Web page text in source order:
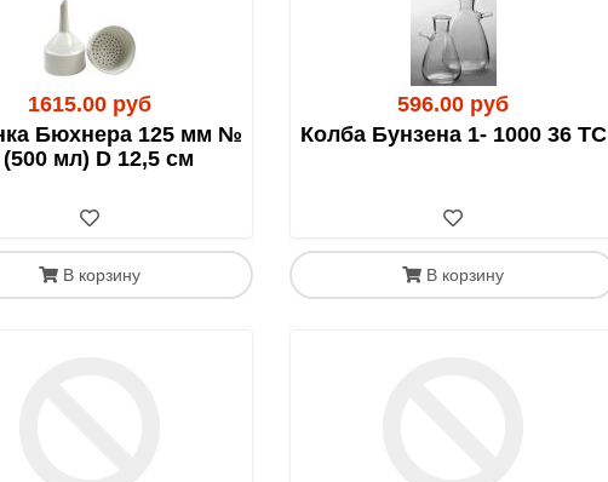
1615.00 руб
Бюхнера 125 мм №
(500 мл) D 12,5 см
В корзину
596.00 руб
Колба Бунзена 1- 1000 36 ТС
В корзину